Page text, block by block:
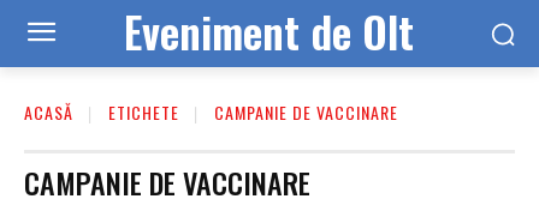
Eveniment de Olt
ACASĂ ETICHETE CAMPANIE DE VACCINARE
CAMPANIE DE VACCINARE